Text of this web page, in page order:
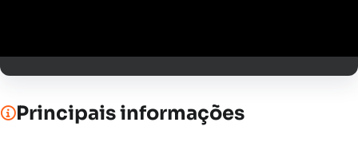
Principais informações